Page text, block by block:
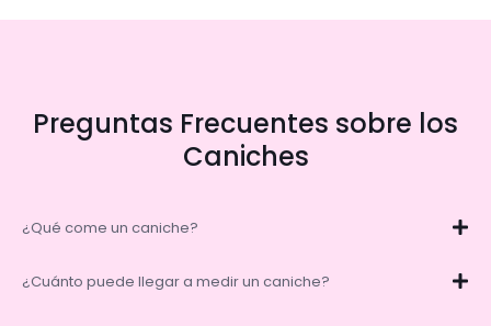
Preguntas Frecuentes sobre los
Caniches
¿Qué come un caniche?
¿Cuánto puede llegar a medir un caniche?